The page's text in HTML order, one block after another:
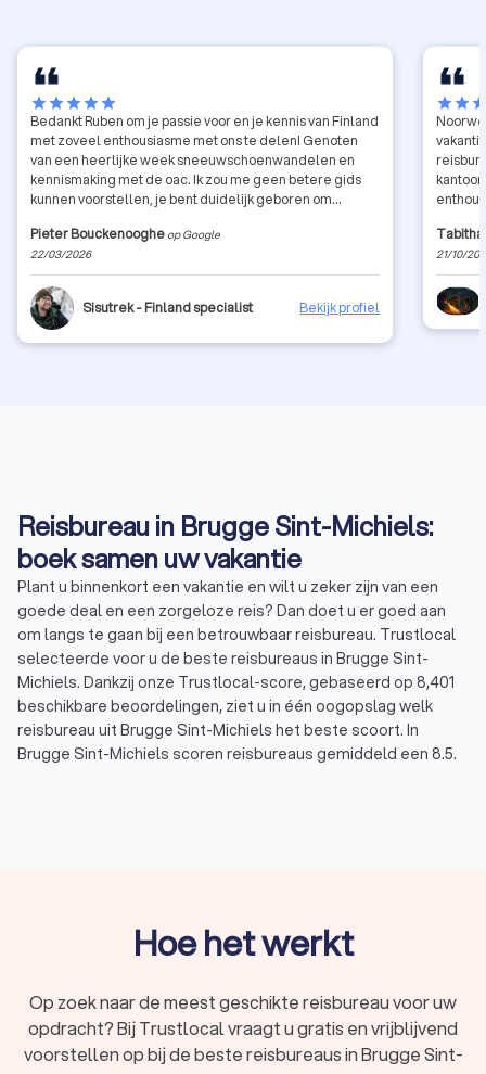
starstarstarstarstar
Bedankt Ruben om je passie voor en je kennis van Finland
met zoveel enthousiasme met ons te delen! Genoten
van een heerlijke week sneeuwschoenwandelen en
kennismaking met de oac. Ik zou me geen betere gids
kunnen voorstellen, je bent duidelijk geboren om
mensen, zijn natuur en zijn cultuur. Hopelijk tot later nog
eens in de Finse bossen!
Pieter Bouckenooghe op Google
22/03/2026
Sisutrek - Finland specialist Bekijk profiel
starstar
een
reis
staan
21/10/
Reisbureau in Brugge Sint-Michiels:
boek samen uw vakantie
Plant u binnenkort een vakantie en wilt u zeker zijn van een
goede deal en een zorgeloze reis? Dan doet u er goed aan
om langs te gaan bij een betrouwbaar reisbureau. Trustlocal
selecteerde voor u de beste reisbureaus in Brugge Sint-
Michiels. Dankzij onze Trustlocal-score, gebaseerd op 8,401
beschikbare beoordelingen, ziet u in één oogopslag welk
reisbureau uit Brugge Sint-Michiels het beste scoort. In
Brugge Sint-Michiels scoren reisbureaus gemiddeld een 8.5.
van uw vakantie. Wilt u graag genieten van een zonvakantie,
een bruisende citytrip, een avontuurlijke rondreis of een
aan het juiste adres. Reisbureaus in Brugge Sint-Michiels
beschikken over de juiste kennis, jarenlange ervaring en
sterke contacten om uw droomreis tot leven te brengen.
Hoe het werkt
Op zoek naar de meest geschikte reisbureau voor uw
opdracht? Bij Trustlocal vraagt u gratis en vrijblijvend
voorstellen op bij de beste reisbureaus in Brugge Sint-